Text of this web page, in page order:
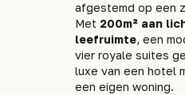
afgestemd op een
Met 200m² aan
leefruimte, een
vier royale suites
luxe van een hotel
een eigen woning.